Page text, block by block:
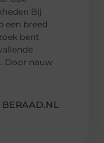
Bij
een breed
bent
Door nauw